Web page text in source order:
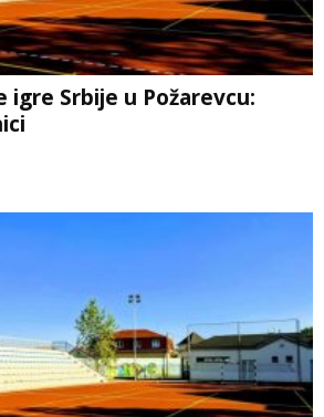
igre Srbije u Požarevcu: